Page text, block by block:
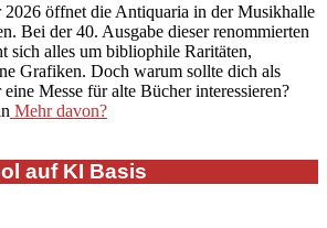
2026 öffnet die Antiquaria in der Musikhalle
Bei der 40. Ausgabe dieser renommierten
sich alles um bibliophile Raritäten,
Grafiken. Doch warum sollte dich als
Messe für alte Bücher interessieren?
Mehr davon?
auf KI Basis